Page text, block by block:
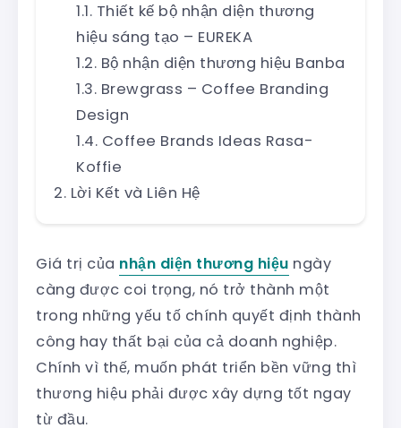
Thiết kế bộ nhận diện thương
hiệu sáng tạo – EUREKA
Bộ nhận diện thương hiệu Banba
Brewgrass – Coffee Branding
Design
Coffee Brands Ideas Rasa-
Koffie
Lời Kết và Liên Hệ
Giá trị của nhận diện thương hiệu ngày
càng được coi trọng, nó trở thành một
trong những yếu tố chính quyết định thành
công hay thất bại của cả doanh nghiệp.
Chính vì thế, muốn phát triển bền vững thì
thương hiệu phải được xây dựng tốt ngay
từ đầu.